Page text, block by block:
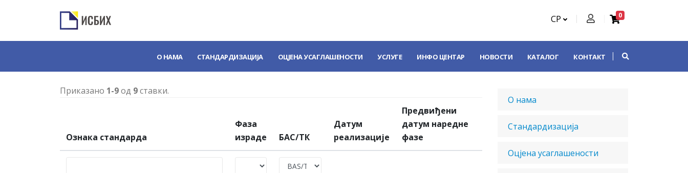
СР 0
О НАМА СТАНДАРДИЗАЦИЈА ОЦЈЕНА УСАГЛАШЕНОСТИ УСЛУГЕ ИНФО ЦЕНТАР НОВОСТИ КАТАЛОГ КОНТАКТ
Приказано 1-9од 9ставки.
Ознака стандарда
Фаза
израде
БАС/ТК
Датум
реализације
Предвиђени
датум наредне
фазе
О нама
Стандардизација
Оцјена усаглашености